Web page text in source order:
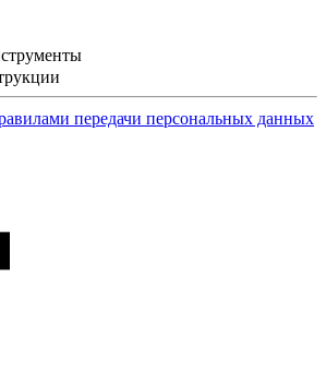
передачи персональных данных